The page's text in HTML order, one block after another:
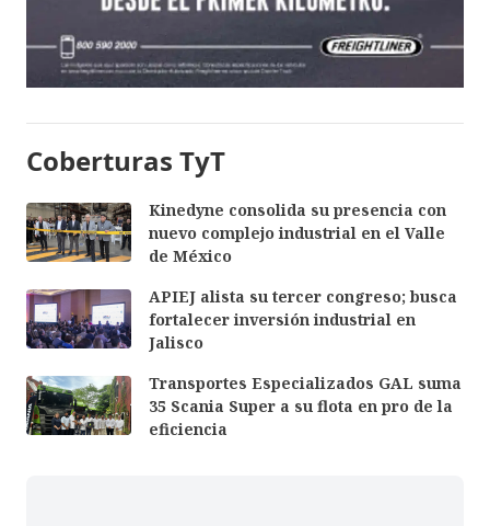
Coberturas TyT
Kinedyne consolida su presencia con
nuevo complejo industrial en el Valle
de México
APIEJ alista su tercer congreso; busca
fortalecer inversión industrial en
Jalisco
Transportes Especializados GAL suma
35 Scania Super a su flota en pro de la
eficiencia